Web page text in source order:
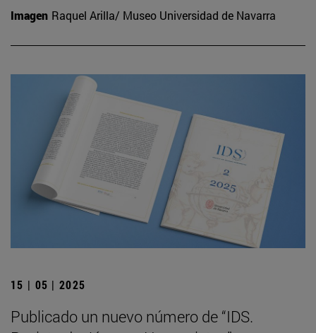
Imagen Raquel Arilla/ Museo Universidad de Navarra
15 | 05 | 2025
Publicado un nuevo número de “IDS.